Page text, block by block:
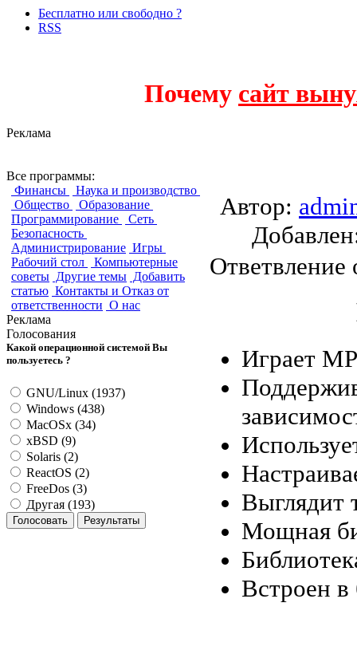
Бесплатно или свободно ?
RSS
Почему сайт
Реклама
Все программы:
Финансы
Наука и производство
Общество
Образование
Программирование
Сеть
Безопасность
Администрирование Игры
Рабочий стол
Компьютерные
советы Другие темы Добавить
статью Контакты и Отказ от
ответственности О нас
Реклама
Голосования
Какой операционной системой Вы
пользуетесь ?
GNU/Linux (1937)
Windows (438)
MacOSx (34)
xBSD (9)
Solaris (2)
ReactOS (2)
FreeDos (3)
Другая (193)
Автор:
Ответвление
Играет
Выглядит
Мощная
Встроен в